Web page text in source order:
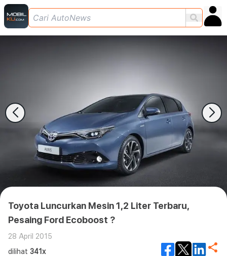
Toyota Luncurkan Mesin 1,2 Liter Terbaru,
Pesaing Ford Ecoboost ?
28 April 2015
dilihat 341x